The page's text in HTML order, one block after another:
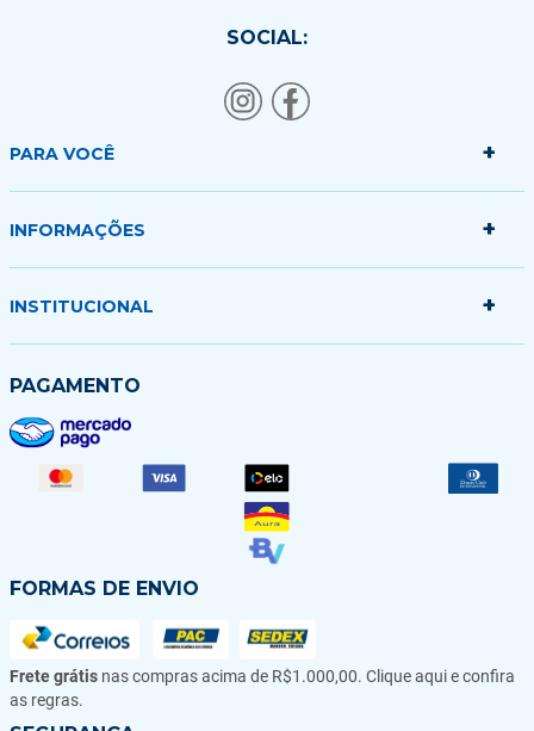
SOCIAL:
PARA VOCÊ +
Minha conta
INFORMAÇÕES +
Politica de Entrega
INSTITUCIONAL +
Quem somos
Blog
PAGAMENTO
FORMAS DE ENVIO
Frete grátis nas compras acima de R$1.000,00. Clique aqui e confira
as regras.